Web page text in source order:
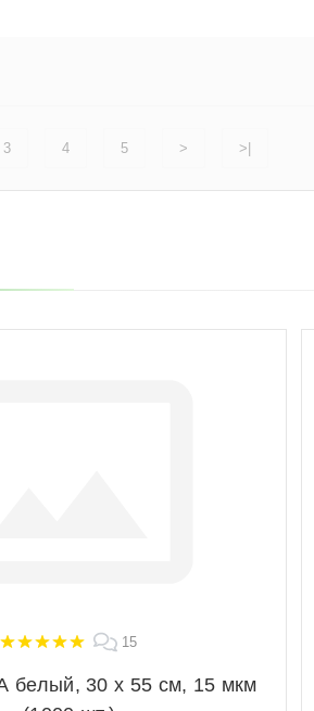
3 4 5 > >|
15
белый, 30 х 55 см, 15 мкм